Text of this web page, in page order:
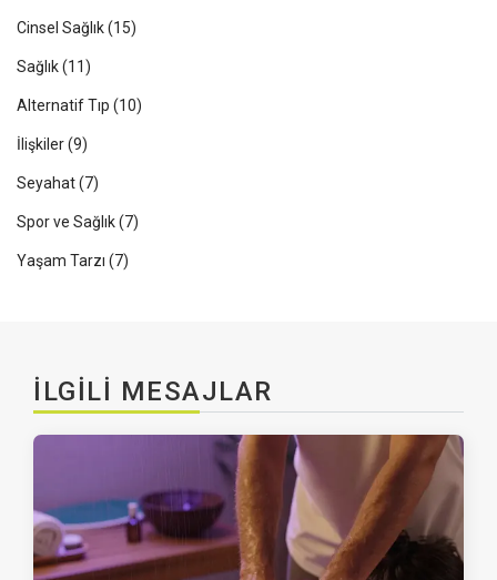
Cinsel Sağlık(15)
Sağlık(11)
Alternatif Tıp (10)
İlişkiler(9)
Seyahat(7)
Spor ve Sağlık(7)
Yaşam Tarzı (7)
İLGILI MESAJLAR